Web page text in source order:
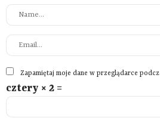
Zapamiętaj moje dane w przeglądarce
cztery × 2 =